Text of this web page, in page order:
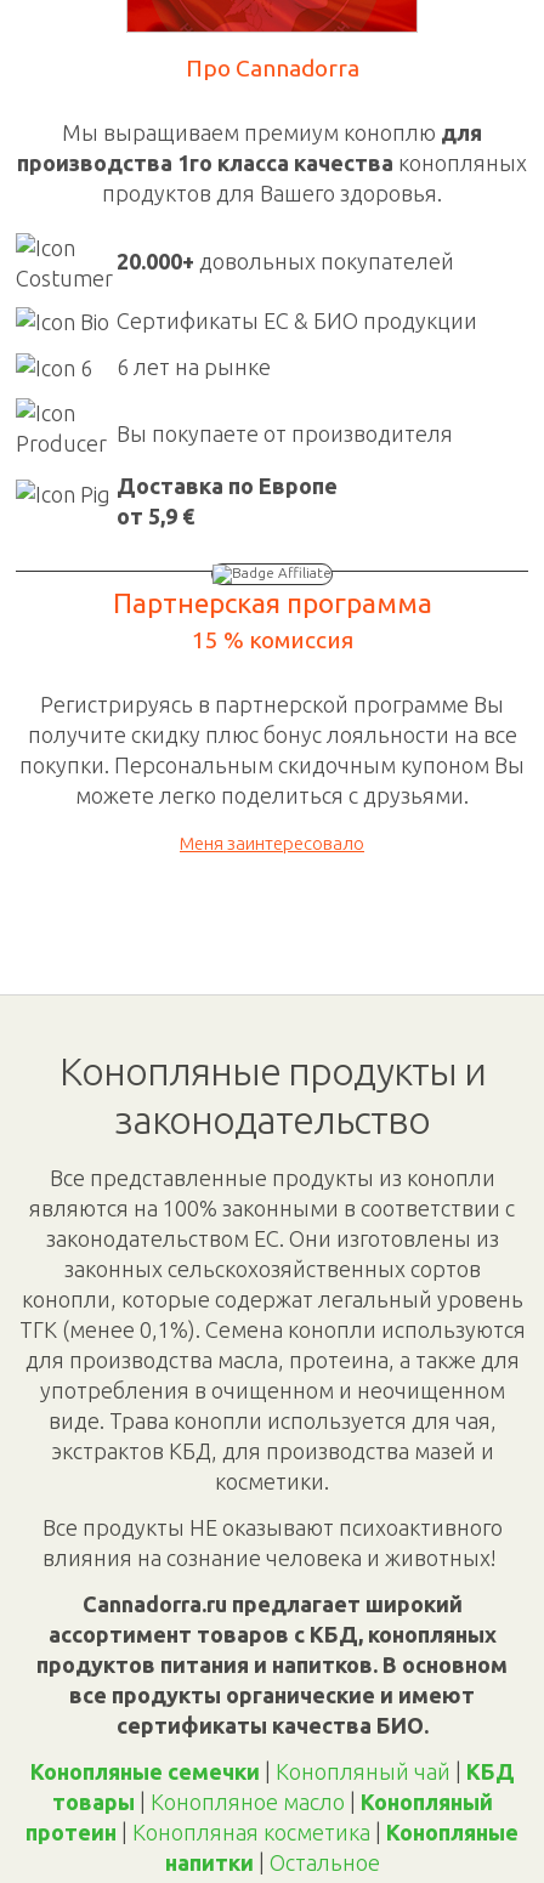
Про Cannadorra
Мы выращиваем премиум коноплю для
производства 1го класса качества конопляных
продуктов для Вашего здоровья.
20.000+ довольных покупателей
Сертификаты ЕС & БИО продукции
6 лет на рынке
Вы покупаете от производителя
Доставка по Европе
от 5,9 €
Партнерская программа
15 % комиссия
Регистрируясь в партнерской программе Вы
получите скидку плюс бонус лояльности на все
покупки. Персональным скидочным купоном Вы
можете легко поделиться с друзьями.
Меня заинтересовало
Конопляные продукты и
законодательство
Все представленные продукты из конопли
являются на 100% законными в соответствии с
законодательством ЕС. Они изготовлены из
законных сельскохозяйственных сортов
конопли, которые содержат легальный уровень
ТГК (менее 0,1%). Семена конопли используются
для производства масла, протеина, а также для
употребления в очищенном и неочищенном
виде. Трава конопли используется для чая,
экстрактов КБД, для производства мазей и
косметики.
Все продукты НЕ оказывают психоактивного
влияния на сознание человека и животных!
Cannadorra.ru предлагает широкий
ассортимент товаров с КБД, конопляных
продуктов питания и напитков. В основном
все продукты органические и имеют
сертификаты качества БИО.
Конопляные семечки
Конопляный чай
КБД
товары
Конопляное масло
Конопляный
протеин
Конопляная косметика
Конопляные
напитки
Oстальное